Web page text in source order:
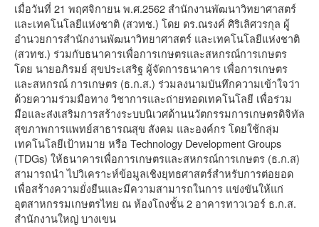
เมื่อวันที่ 21 พฤศจิกายน พ.ศ.2562 สำนักงานพัฒนาวิทยาศาสตร์
และเทคโนโลยีแห่งชาติ (สวทช.) โดย ดร.ณรงค์ ศิริเลิศวรกุล ผู้
อำนวยการสำนักงานพัฒนาวิทยาศาสตร์ และเทคโนโลยีแห่งชาติ
(สวทช.) ร่วมกับธนาคารเพื่อการเกษตรและสหกรณ์การเกษตร
โดย นายอภิรมย์ สุขประเสริฐ ผู้จัดการธนาคาร เพื่อการเกษตร
และสหกรณ์ การเกษตร (ธ.ก.ส.) ร่วมลงนามบันทึกความเข้าใจว่า
ด้วยความร่วมมือทาง วิชาการและถ่ายทอดเทคโนโลยี เพื่อร่วม
มือและส่งเสริมการสร้างระบบนิเวศด้านนวัตกรรมการเกษตรดิจิทัล
สุขภาพการแพทย์สาธารณสุข สังคม และองค์กร โดยใช้กลุ่ม
เทคโนโลยีเป้าหมาย หรือ Technology Development Groups
(TDGs) ให้ธนาคารเพื่อการเกษตรและสหกรณ์การเกษตร (ธ.ก.ส)
สามารถนำ ไปวิเคราะห์ข้อมูลเชิงยุทธศาสตร์สำหรับการต่อยอด
เพื่อสร้างความยั่งยืนและมีความสามารถในการ แข่งขันให้แก่
อุตสาหกรรมเกษตรไทย ณ ห้องโถงชั้น 2 อาคารทาวเวอร์ ธ.ก.ส.
สำนักงานใหญ่ บางเขน